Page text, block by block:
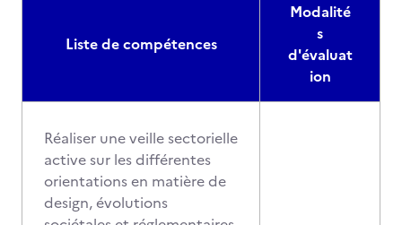
Liste de compétences
Modalité
s
d'évaluat
ion
Réaliser une veille sectorielle
active sur les différentes
orientations en matière de
design, évolutions